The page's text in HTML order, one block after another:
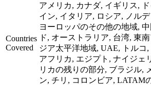
Countries
Covered
アメリカ, カナダ, イギリス,
イン, イタリア, ロシア, ノル
ヨーロッパのその他の地域,
ド, オーストラリア, 台湾, 東
ジア太平洋地域, UAE, トルコ
アフリカ, エジプト, ナイジェ
リカの残りの部分, ブラジル,
ン, チリ, コロンビア, LATAM